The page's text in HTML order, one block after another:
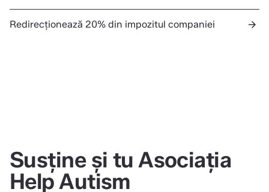
Redirecționează 20% din impozitul companiei arrow_forward
Susține și tu Asociația
Help Autism